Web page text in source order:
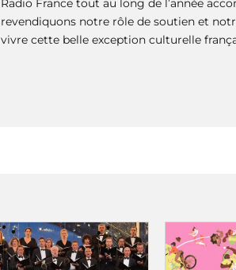
Radio France tout au long de l’année
revendiquons notre rôle de soutien et
vivre cette belle exception culturelle